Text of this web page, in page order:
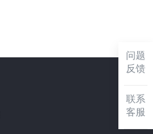
问题
反馈
联系
客服